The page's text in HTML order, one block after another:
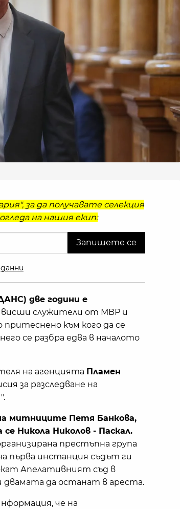
за да получавате селекция
на нашия екип:
две години е
висши служители от МВР и
към кого да се
се разбра едва в началото
на агенцията Пламен
за разследване на
митниците Петя Банкова,
Никола Николов - Паскал.
престъпна група
първа инстанция съдът ги
Апелативният съд в
да останат в ареста.
че на